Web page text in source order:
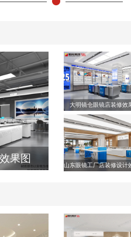
果图
大明镜仓眼镜店装修效
山东眼镜工厂店装修设计